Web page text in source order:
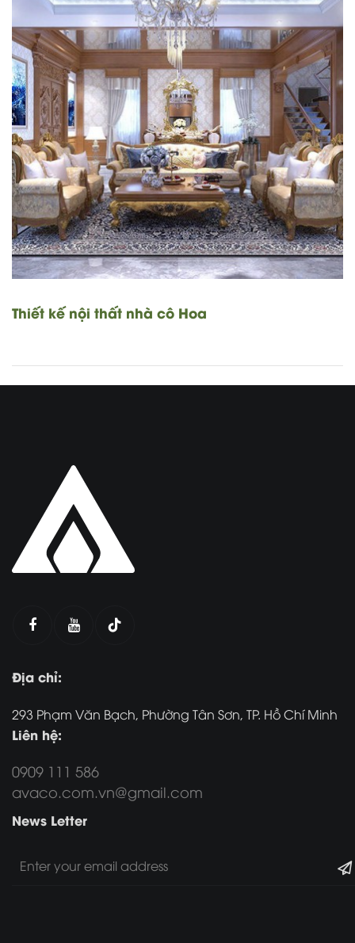
Thiết kế nội thất nhà cô Hoa
Địa chỉ:
293 Phạm Văn Bạch, Phường Tân Sơn, TP. Hồ Chí Minh
Liên hệ:
0909 111 586
avaco.com.vn@gmail.com
News Letter